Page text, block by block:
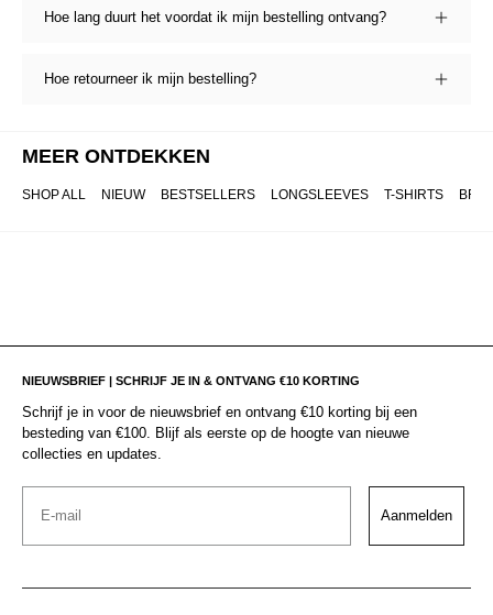
Hoe lang duurt het voordat ik mijn bestelling ontvang?
Hoe retourneer ik mijn bestelling?
MEER ONTDEKKEN
SHOP ALL NIEUW BESTSELLERS LONGSLEEVES T-SHIRTS
NIEUWSBRIEF | SCHRIJF JE IN & ONTVANG €10 KORTING
Schrijf je in voor de nieuwsbrief en ontvang €10 korting bij een
besteding van €100. Blijf als eerste op de hoogte van nieuwe
collecties en updates.
Email
Aanmelden